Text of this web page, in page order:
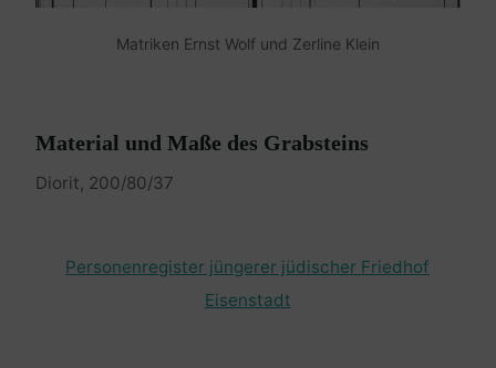
Matriken Ernst Wolf und Zerline Klein
Material und Maße des Grabsteins
Diorit, 200/80/37
Personenregister jüngerer jüdischer Friedhof
Eisenstadt